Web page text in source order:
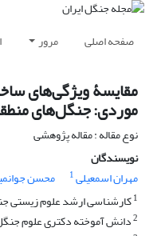
صفحه اصلی مرور
موردی: جنگل‌های
نوع مقاله : مقاله پژوهشی
نویسندگان
مهران اسمعیلی1 محسن
1کارشناسی ارشد علوم زیستی
2دانش آموخته دکتری علوم